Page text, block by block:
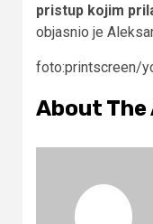
pristup kojim
objasnio je
foto:printscreen/
About